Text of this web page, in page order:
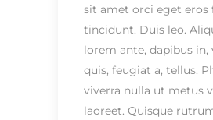
sit amet orci eget eros
tincidunt. Duis leo.
lorem ante, dapibus in,
quis, feugiat a, tellus.
viverra nulla ut metus
laoreet. Quisque